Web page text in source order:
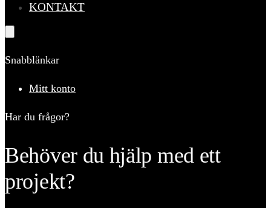
KONTAKT
Snabblänkar
Mitt konto
Har du frågor?
Behöver du hjälp med ett
projekt?